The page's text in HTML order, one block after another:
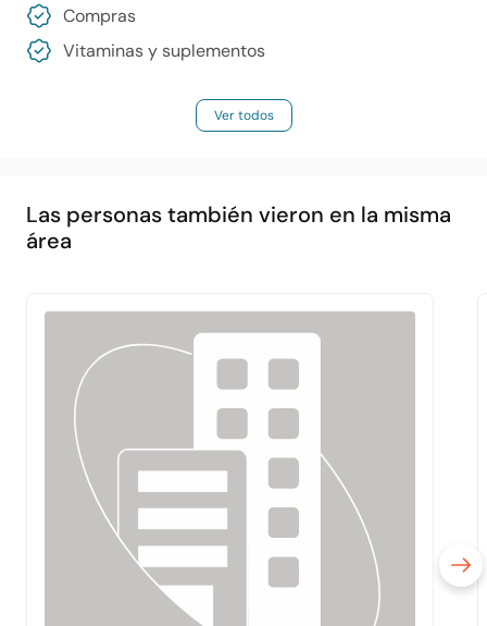
Compras
Vitaminas y suplementos
Ver todos
Las personas también vieron en la misma
área